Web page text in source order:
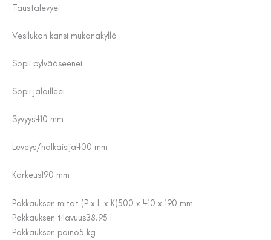
Taustalevyei
Vesilukon kansi mukanakyllä
Sopii pylvääseenei
Sopii jaloilleei
Syvyys410 mm
Leveys/halkaisija400 mm
Korkeus190 mm
Pakkauksen mitat (P x L x K)500 x 410 x 190 mm
Pakkauksen tilavuus38.95 l
Pakkauksen paino5 kg